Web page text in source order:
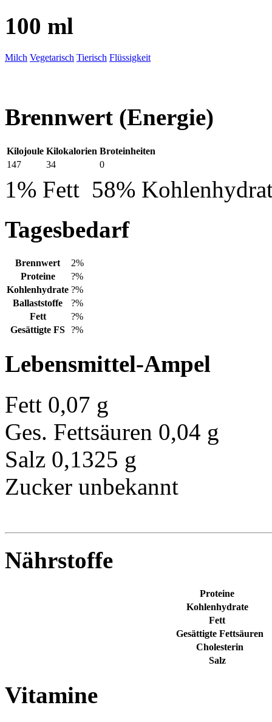
100 ml
Milch Vegetarisch Tierisch Flüssigkeit
Brennwert (Energie)
Kilojoule Kilokalorien Broteinheiten
147
34 0
1% Fett 58%
Tagesbedarf
Brennwert
2%
Proteine
?%
Kohlenhydrate ?%
Ballaststoffe
?%
Fett
?%
Gesättigte FS ?%
Lebensmittel-Ampel
Fett 0,07 g
Ges. Fettsäuren 0,04 g
Salz 0,1325 g
Zucker unbekannt
Nährstoffe
Proteine
Kohlenhydrate
Fett
Gesättigte Fettsäuren
Cholesterin
Salz
Vitamine